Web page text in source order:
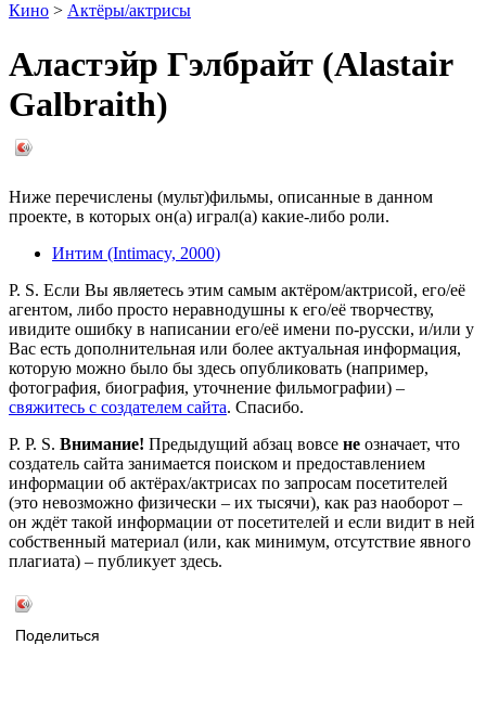
Кино > Актёры/актрисы
Аластэйр Гэлбрайт (Alastair
Galbraith)
Ниже перечислены (мульт)фильмы, описанные в данном
проекте, в которых он(а) играл(а) какие-либо роли.
Интим (Intimacy, 2000)
P. S. Если Вы являетесь этим самым актёром/актрисой, его/её
агентом, либо просто неравнодушны к его/её творчеству,
ивидите ошибку в написании его/её имени по-русски, и/или у
Вас есть дополнительная или более актуальная информация,
которую можно было бы здесь опубликовать (например,
фотография, биография, уточнение фильмографии) –
свяжитесь с создателем сайта. Спасибо.
P. P. S. Внимание! Предыдущий абзац вовсе не означает, что
создатель сайта занимается поиском и предоставлением
информации об актёрах/актрисах по запросам посетителей
(это невозможно физически – их тысячи), как раз наоборот –
он ждёт такой информации от посетителей и если видит в ней
собственный материал (или, как минимум, отсутствие явного
плагиата) – публикует здесь.
Поделиться